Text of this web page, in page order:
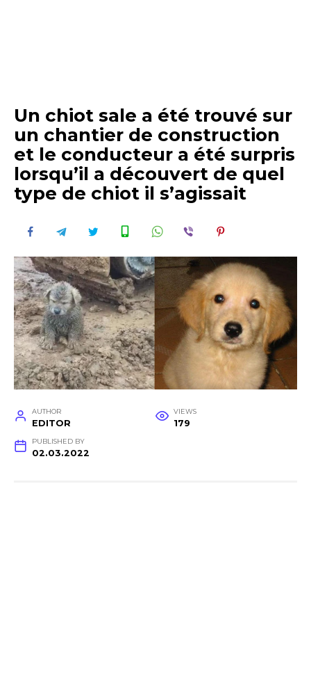
Un chiot sale a été trouvé sur
un chantier de construction
et le conducteur a été surpris
lorsqu’il a découvert de quel
type de chiot il s’agissait
AUTHOR
EDITOR
VIEWS
179
PUBLISHED BY
02.03.2022